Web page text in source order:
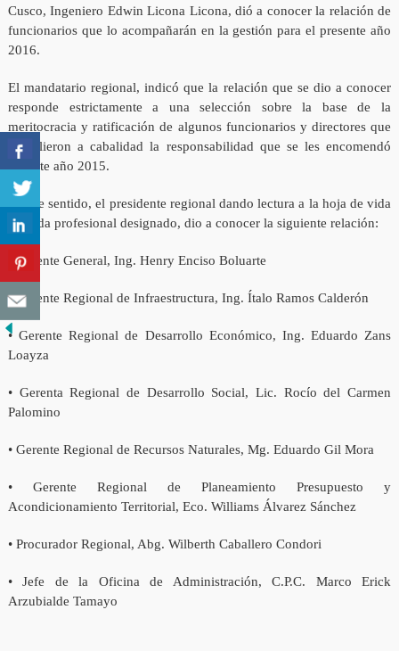
Cusco, Ingeniero Edwin Licona Licona, dió a conocer la relación de
funcionarios que lo acompañarán en la gestión para el presente año
2016.
El mandatario regional, indicó que la relación que se dio a conocer
responde estrictamente a una selección sobre la base de la
meritocracia y ratificación de algunos funcionarios y directores que
cumplieron a cabalidad la responsabilidad que se les encomendó
durante año 2015.
En ese sentido, el presidente regional dando lectura a la hoja de vida
de cada profesional designado, dio a conocer la siguiente relación:
• Gerente General, Ing. Henry Enciso Boluarte
• Gerente Regional de Infraestructura, Ing. Ítalo Ramos Calderón
• Gerente Regional de Desarrollo Económico, Ing. Eduardo Zans
Loayza
• Gerenta Regional de Desarrollo Social, Lic. Rocío del Carmen
Palomino
• Gerente Regional de Recursos Naturales, Mg. Eduardo Gil Mora
• Gerente Regional de Planeamiento Presupuesto y
Acondicionamiento Territorial, Eco. Williams Álvarez Sánchez
• Procurador Regional, Abg. Wilberth Caballero Condori
• Jefe de la Oficina de Administración, C.P.C. Marco Erick
Arzubialde Tamayo